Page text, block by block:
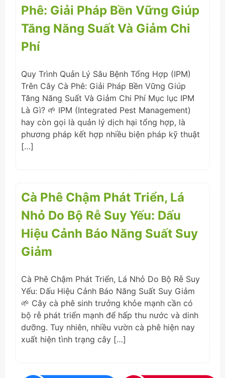
Phê: Giải Pháp Bền Vững Giúp
Tăng Năng Suất Và Giảm Chi
Phí
Quy Trình Quản Lý Sâu Bệnh Tổng Hợp (IPM)
Trên Cây Cà Phê: Giải Pháp Bền Vững Giúp
Tăng Năng Suất Và Giảm Chi Phí Mục lục IPM
Là Gì? 🌱 IPM (Integrated Pest Management)
hay còn gọi là quản lý dịch hại tổng hợp, là
phương pháp kết hợp nhiều biện pháp kỹ thuật
[…]
Cà Phê Chậm Phát Triển, Lá
Nhỏ Do Bộ Rễ Suy Yếu: Dấu
Hiệu Cảnh Báo Năng Suất Suy
Giảm
Cà Phê Chậm Phát Triển, Lá Nhỏ Do Bộ Rễ Suy
Yếu: Dấu Hiệu Cảnh Báo Năng Suất Suy Giảm
🌱 Cây cà phê sinh trưởng khỏe mạnh cần có
bộ rễ phát triển mạnh để hấp thu nước và dinh
dưỡng. Tuy nhiên, nhiều vườn cà phê hiện nay
xuất hiện tình trạng cây […]